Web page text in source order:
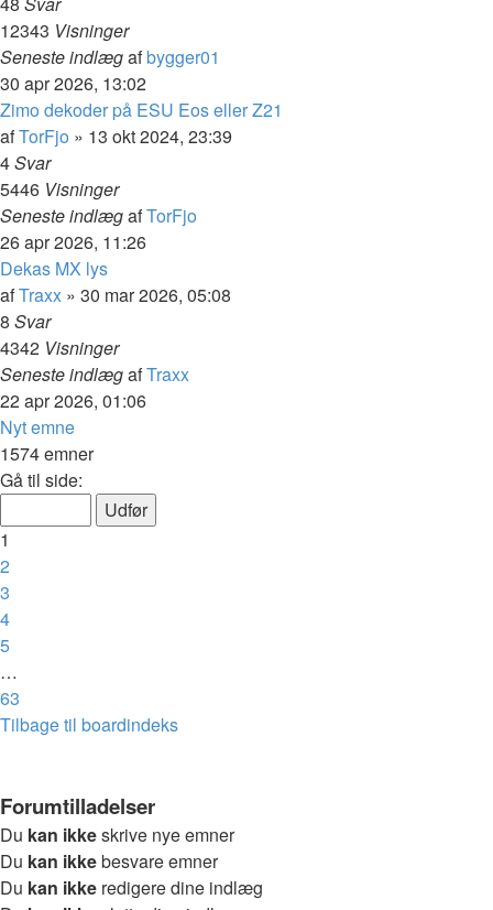
12343 Visninger
Seneste indlægafbygger01
30 apr 2026, 13:02
Zimo dekoder på ESU Eos eller Z21
afTorFjo » 13 okt 2024, 23:39
4Svar
5446 Visninger
Seneste indlægafTorFjo
26 apr 2026, 11:26
Dekas MX lys
afTraxx » 30 mar 2026, 05:08
8 Svar
4342 Visninger
Seneste indlægafTraxx
22 apr 2026, 01:06
Nyt emne
1574 emner
Side
af
63
Gå til side:
1
2
3
4
5
…
63
Næste
Tilbage til boardindeks
Forumtilladelser
Du kan ikkeskrive nye emner
Du kan ikkebesvare emner
Du kan ikke redigere dine indlæg